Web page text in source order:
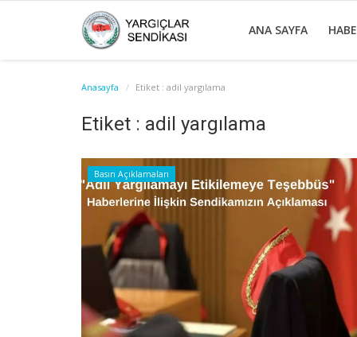
ANA SAYFA
Anasayfa Etiket : adil yargılama
Etiket : adil yargılama
Basın Açıklamaları